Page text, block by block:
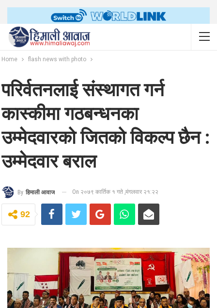
Home flash news with photo
परिर्वतनलाई संस्थागत गर्न
कास्कीमा गठबन्धनका
उम्मेदवारको जितको विकल्प छैन :
उम्मेदवार बराल
By हिमाली आवाज On २०७९ कार्तिक १ गते ,मंगलवार २१:२२
92